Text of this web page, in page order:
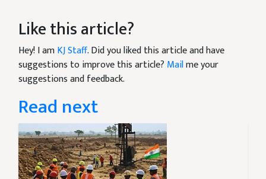
Like this article?
Hey! I amKJ Staff. Did you liked this article and have
suggestions to improve this article? Mailme your
suggestions and feedback.
Read next